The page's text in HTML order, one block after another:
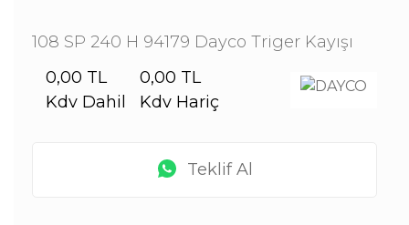
108 SP 240 H 94179 Dayco Triger Kayışı
0,00 TL
Kdv Dahil
0,00 TL
Kdv Hariç
Teklif Al